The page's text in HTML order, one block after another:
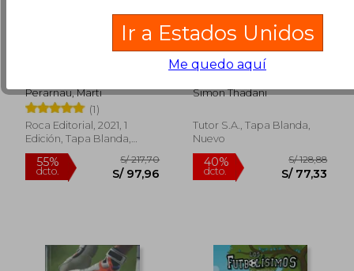
55%
dcto.
S/ 305,95 55% S/
Edicion Corner 10o
Aniversario
Perarnau, Marti
(1)
Roca Editorial, 2021, 1
Edición, Tapa Blanda,
Nuevo
Preparacion Fisica
Completa Para el
Futbol
Simon Thadani
Tutor S.A., Tapa Blanda,
Nuevo
Ir a Estados Unidos
Me quedo aquí